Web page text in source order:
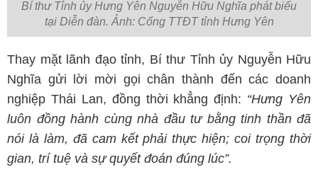
Bí thư Tỉnh ủy Hưng Yên Nguyễn Hữu Nghĩa phát biểu
tại Diễn đàn. Ảnh: Cổng TTĐT tỉnh Hưng Yên
Thay mặt lãnh đạo tỉnh, Bí thư Tỉnh ủy Nguyễn Hữu
Nghĩa gửi lời mời gọi chân thành đến các doanh
nghiệp Thái Lan, đồng thời khẳng định: “Hưng Yên
luôn đồng hành cùng nhà đầu tư bằng tinh thần đã
nói là làm, đã cam kết phải thực hiện; coi trọng thời
gian, trí tuệ và sự quyết đoán đúng lúc”.